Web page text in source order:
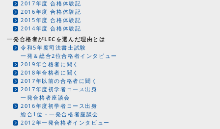
2017年度 合格体験記
2016年度 合格体験記
2015年度 合格体験記
2014年度 合格体験記
一発合格者がLECを選んだ理由とは
令和5年度司法書士試験
一発＆総合2位合格者インタビュー
2019年合格者に聞く
2018年合格者に聞く
2017年以前の合格者に聞く
2017年度初学者コース出身
一発合格者座談会
2016年度初学者コース出身
総合1位・一発合格者座談会
2012年一発合格者インタビュー